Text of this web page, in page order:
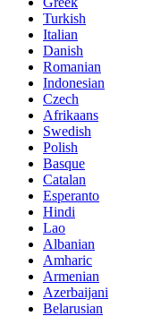
Turkish
Italian
Danish
Romanian
Indonesian
Czech
Afrikaans
Swedish
Polish
Basque
Catalan
Esperanto
Hindi
Lao
Albanian
Amharic
Armenian
Azerbaijani
Belarusian